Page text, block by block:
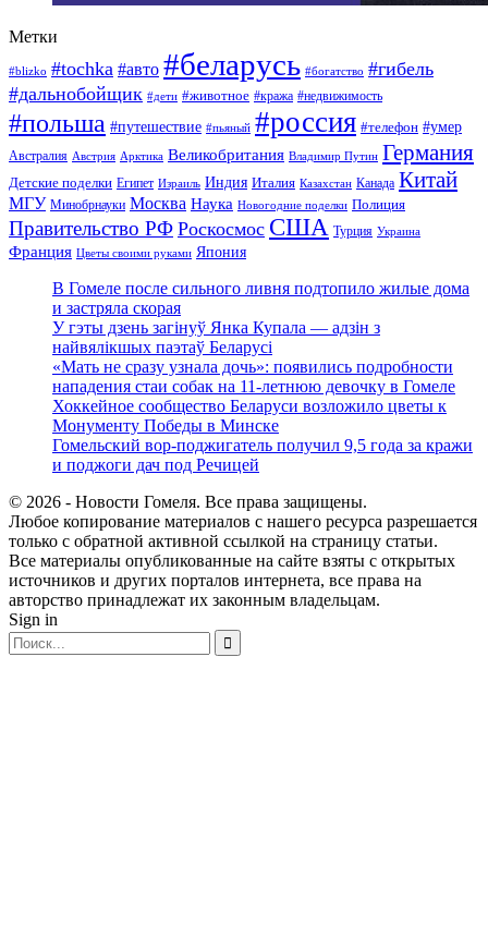
Метки
#blizko #tochka #авто #беларусь #богатство #гибель
#дальнобойщик #дети #животное #кража #недвижимость
#польша #путешествие #пьяный #россия #телефон #умер
Австралия Австрия Арктика Великобритания Владимир Путин Германия
Детские поделки Египет Израиль Индия Италия Казахстан Канада Китай
МГУ Минобрнауки Москва Наука Новогодние поделки Полиция
Правительство РФ Роскосмос США Турция Украина
Франция Цветы своими руками Япония
В Гомеле после сильного ливня подтопило жилые дома
и застряла скорая
У гэты дзень загінуў Янка Купала — адзін з
найвялікшых паэтаў Беларусі
«Мать не сразу узнала дочь»: появились подробности
нападения стаи собак на 11-летнюю девочку в Гомеле
Хоккейное сообщество Беларуси возложило цветы к
Монументу Победы в Минске
Гомельский вор-поджигатель получил 9,5 года за кражи
и поджоги дач под Речицей
© 2026 - Новости Гомеля. Все права защищены.
Любое копирование материалов с нашего ресурса разрешается
только с обратной активной ссылкой на страницу статьи.
Все материалы опубликованные на сайте взяты с открытых
источников и других порталов интернета, все права на
авторство принадлежат их законным владельцам.
Sign in